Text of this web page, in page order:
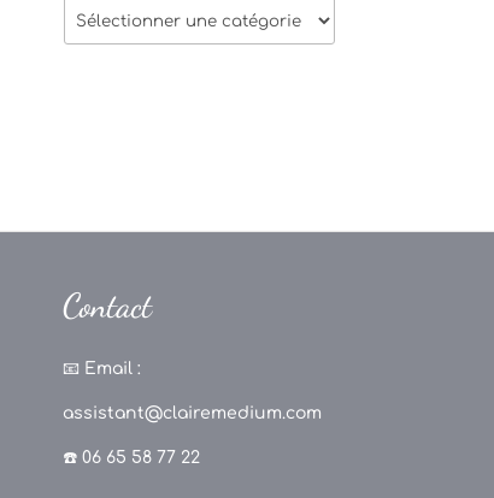
Thèmes
des
Contact
📧 Email :
assistant@clairemedium.com
☎️ 06 65 58 77 22